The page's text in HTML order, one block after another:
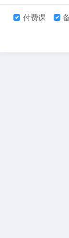
付费课